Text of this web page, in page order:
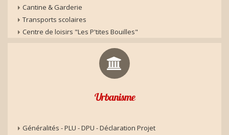
Cantine & Garderie
Transports scolaires
Centre de loisirs "Les P'tites Bouilles"
Urbanisme
Généralités - PLU - DPU - Déclaration Projet